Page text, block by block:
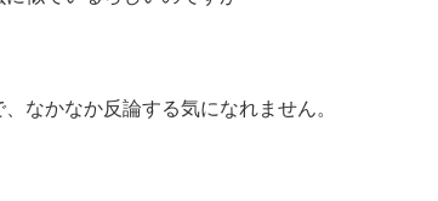
なかなか反論する気になれません。